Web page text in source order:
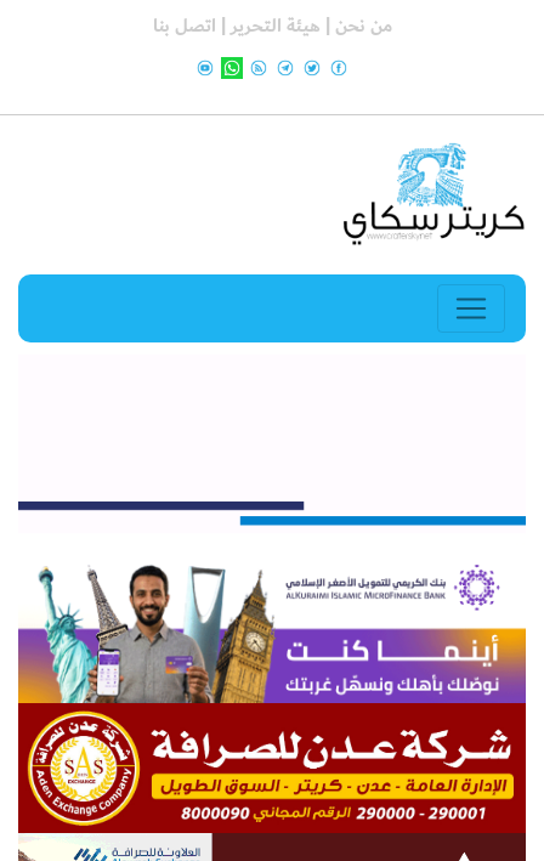
من نحن | هيئة التحرير | اتصل بنا